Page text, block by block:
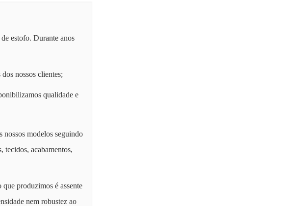
estofo. Durante anos
nossos clientes;
qualidade e
nossos modelos seguindo
tecidos, acabamentos,
que produzimos é assente
nem robustez ao